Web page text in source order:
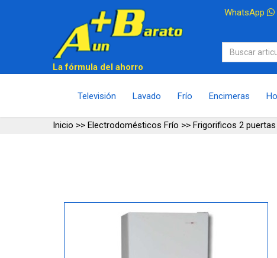
WhatsApp
La fórmula del ahorro
Televisión Lavado Frío Encimeras
Inicio >> Electrodomésticos Frío >> Frigorificos 2 puertas